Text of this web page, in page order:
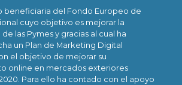
beneficiaria del Fondo Europeo de
cuyo objetivo es mejorar la
las Pymes y gracias al cual ha
un Plan de Marketing Digital
el objetivo de mejorar su
online en mercados exteriores
Para ello ha contado con el apoyo